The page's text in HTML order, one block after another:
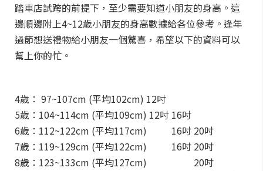
踏車店試跨的前提下，至少需要知道小朋友的身高。這
邊順邊附上4~12歲小朋友的身高數據給各位參考。逢年
過節想送禮物給小朋友一個驚喜，希望以下的資料可以
幫上你的忙。
4歲： 97~107cm (平均102cm) 12吋
5歲：104~114cm (平均109cm) 12吋 16吋
6歲：112~122cm (平均117cm)
16吋 20吋
7歲：119~129cm (平均122cm)
16吋 20吋
8歲：123~133cm (平均127cm)
20吋